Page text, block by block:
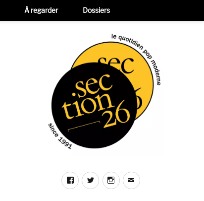
FacebookTwitterInstagram
E-
À regarder Dossiers